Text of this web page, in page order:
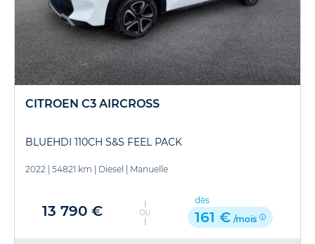
CITROEN C3 AIRCROSS
BLUEHDI 110CH S&S FEEL PACK
2022 54821 km Diesel Manuelle
13 790 € OU
dès
161 € /mois